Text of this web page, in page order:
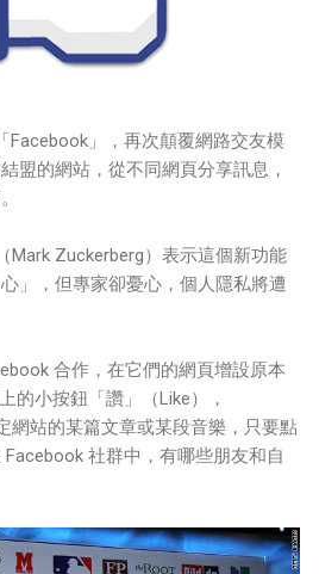
Facebook」，再次顛覆網路交友模
盟的網站，從不同網頁分享訊息，
Mark Zuckerberg）表示這個新功能
」，但專家卻憂心，個人隱私將遭
合作，在它們的網頁增設原本
的小按鈕「讚」（Like），
網站的某篇文章或某段音樂，只要點
社群中，有哪些朋友和自